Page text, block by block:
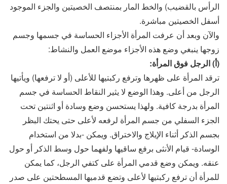
الرأس بالقضيب) والخط المار بمنتصف الخصيتين والجزء الموجود
أسفل الخصيتين مباشرة.
والآن وبعد أن عرفت المرأة الأجزاء الحساسة في جسمها وجسم
زوجها ينبغي وضع هذه الأجزاء موضع العمل والنشاط:
(أ) الرجل فوق المرأة:
ترقد المرأة على ظهرها وترفع ركبتيها للأعلى (أو لا ترفعها) ويأتيها
الرجل من أعلى. وهذا الوضع لا يثير النقاط الحساسة في جسم
المرأة بدرجة كافية. ولهذا يستحسن وضع وسادة أو اثنتين تحت
الجزء السفلي من جسم المرأة لرفعه لأعلى حتى يحتك البظر
بجسم الذكر أثناء الإيلاج والاختراق. ويمكن -بدلا من استخدام
الوسادة- قيام الأنثى برفع ساقيها ولفهما حول وسط الذكر أو حول
عنقه. ويمكن وضع قدمي المرأة على كتفي الرجل، كما يمكن
للمرأة أن ترفع ركبتيها لأعلى وتضع قدميها المسطحتين على صدر